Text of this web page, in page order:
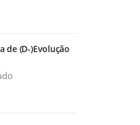
de (D-)Evolução